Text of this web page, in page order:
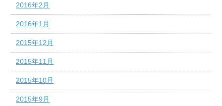
2016年2月
2016年1月
2015年12月
2015年11月
2015年10月
2015年9月